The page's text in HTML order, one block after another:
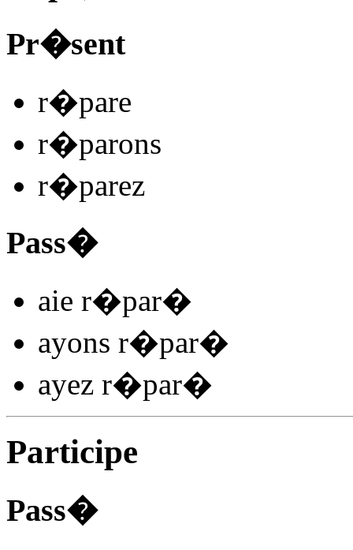
Pr�sent
r�pare
r�parons
r�parez
Pass�
aie r�par�
ayons r�par�
ayez r�par�
Participe
Pass�